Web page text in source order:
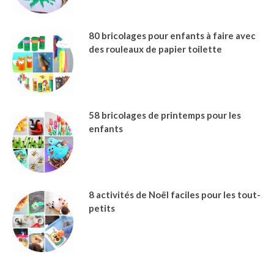
80 bricolages pour enfants à faire avec
des rouleaux de papier toilette
58 bricolages de printemps pour les
enfants
8 activités de Noël faciles pour les tout-
petits